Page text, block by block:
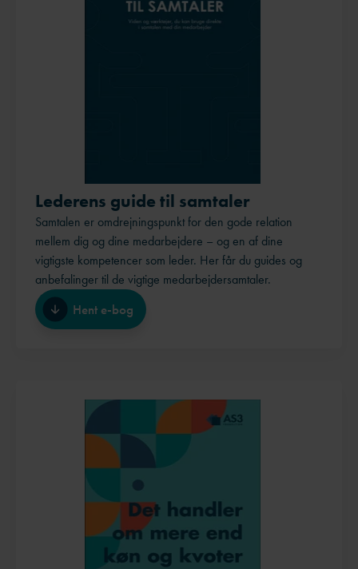
Lederens guide til samtaler
Samtalen er omdrejningspunkt for den gode relation
mellem dig og dine medarbejdere – og en af dine
vigtigste kompetencer som leder. Her får du guides og
anbefalinger til de vigtige medarbejdersamtaler.
Hent e-bog